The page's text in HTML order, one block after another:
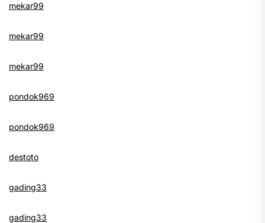
mekar99
mekar99
mekar99
pondok969
pondok969
destoto
gading33
gading33